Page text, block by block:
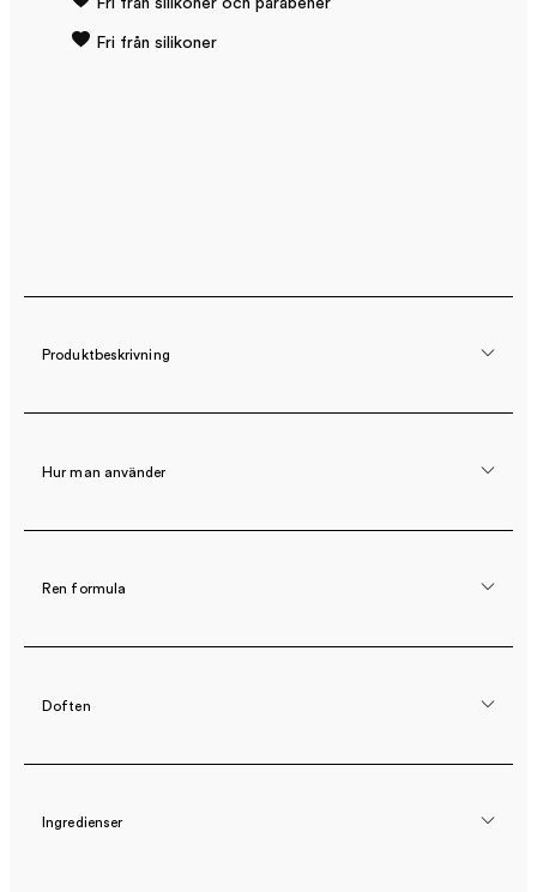
Fri från silikoner och parabener
Fri från silikoner
Produktbeskrivning
Hur man använder
Ren formula
Doften
Ingredienser